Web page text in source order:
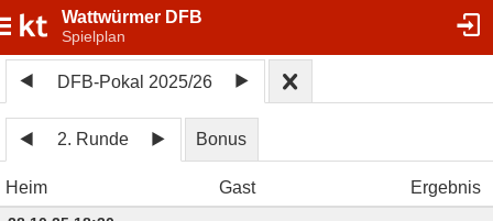
Wattwürmer DFB
Spielplan
DFB-Pokal 2025/26
2. Runde Bonus
Heim Gast Ergebnis